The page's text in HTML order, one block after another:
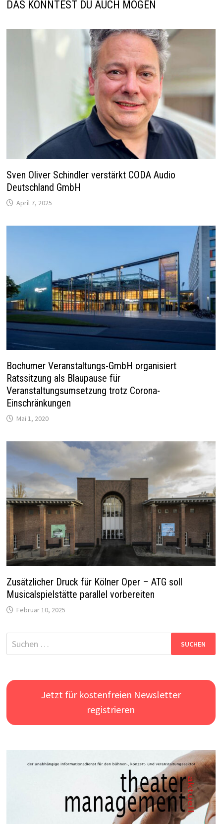
DAS KÖNNTEST DU AUCH MÖGEN
Sven Oliver Schindler verstärkt CODA Audio
Deutschland GmbH
April 7, 2025
Bochumer Veranstaltungs-GmbH organisiert
Ratssitzung als Blaupause für
Veranstaltungsumsetzung trotz Corona-
Einschränkungen
Mai 1, 2020
Zusätzlicher Druck für Kölner Oper – ATG soll
Musicalspielstätte parallel vorbereiten
Februar 10, 2025
Suchen
nach:
Jetzt für kostenfreien Newsletter
registrieren